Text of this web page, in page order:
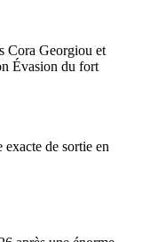
Cora Georgiou et
Évasion du fort
de sortie en